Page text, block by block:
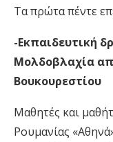
Tα πρώτα πέντε
-Εκπαιδευτική
Μολδοβλαχία
Βουκουρεστίου
Μαθητές και
Ρουμανίας